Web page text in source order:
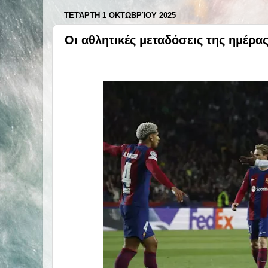
ΤΕΤΆΡΤΗ 1 ΟΚΤΩΒΡΊΟΥ 2025
Οι αθλητικές μεταδόσεις της ημέρας